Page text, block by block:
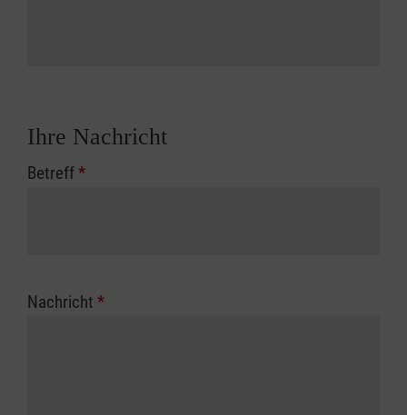
Ihre Nachricht
Betreff*
Nachricht *